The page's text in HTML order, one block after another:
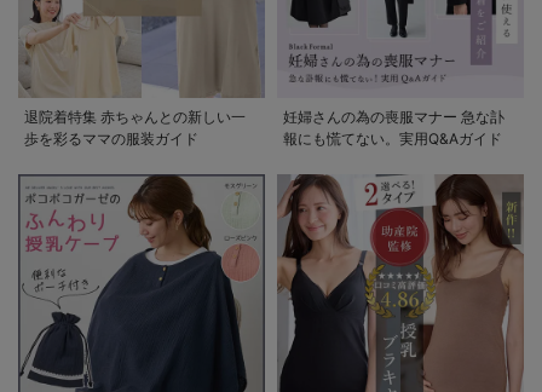
退院着特集 赤ちゃんとの新しい一
歩を彩るママの服装ガイド
妊婦さんの為の喪服マナー 急な訃
報にも慌てない。実用Q&Aガイド